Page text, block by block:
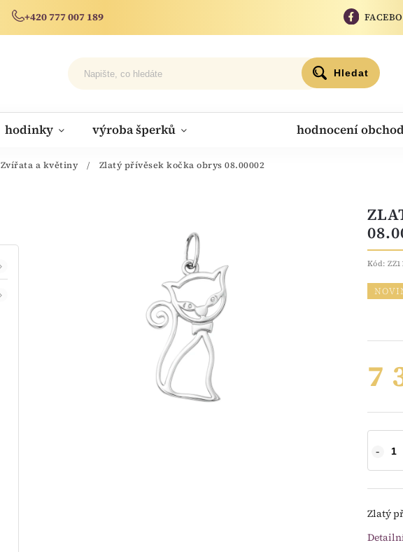
+420 777 007 189
Hledat
hodinky výroba šperků hodnocení
Zvířata a květiny / Zlatý přívěsek kočka obrys 08.00002
Kód:
7
Zlatý